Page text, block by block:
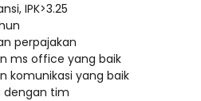
IPK>3.25
perpajakan
ms office yang baik
komunikasi yang baik
dengan tim